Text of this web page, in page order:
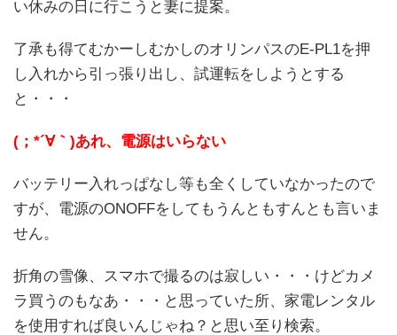
い休みの日に行こうと妻に提案。
了承も得てむかーしむかしのオリンパスのE-PL1を押
し入れから引っ張り出し、試運転をしようとする
と・・・
(；*´∀｀)あれ、電源はいらない
バッテリー入れっぱなし等も全くしていなかったので
すが、電源のONOFFをしてもうんともすんとも言いま
せん。
折角の雪像、スマホで撮るのは寂しい・・・けどカメ
ラ買うのもなあ・・・と思っていた所、家電レンタル
を使用すれば良いんじゃね？と思い至り検索。